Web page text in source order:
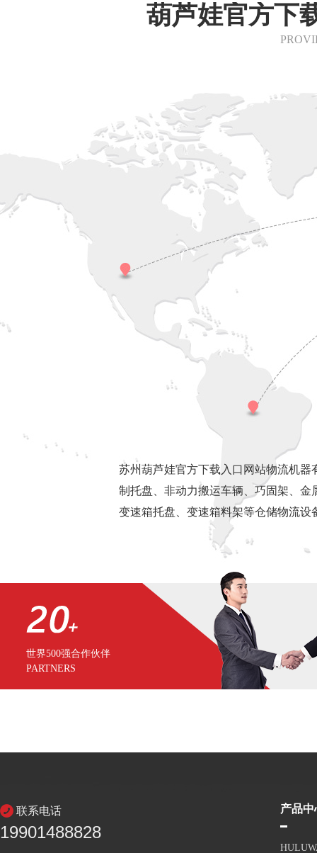
葫芦娃官方下
苏州葫芦娃官方下载入口网站物流机器有限
制托盘、非动力搬运车辆、巧固架、金属
变速箱托盘、变速箱料架等仓储物流设备
世界500强合作伙伴
PARTNERS
联系电话
19901488828
产品中